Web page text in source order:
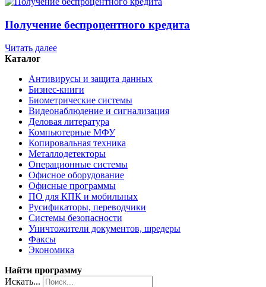
Получение беспроцентного кредита
Читать далее
Каталог
Антивирусы и защита данных
Бизнес-книги
Биометрические системы
Видеонаблюдение и сигнализация
Деловая литература
Компьютерные МФУ
Копировальная техника
Металлодетекторы
Операционные системы
Офисное оборудование
Офисные программы
ПО для КПК и мобильных
Русификаторы, переводчики
Системы безопасности
Уничтожители документов, шредеры
Факсы
Экономика
Найти программу
Искать...